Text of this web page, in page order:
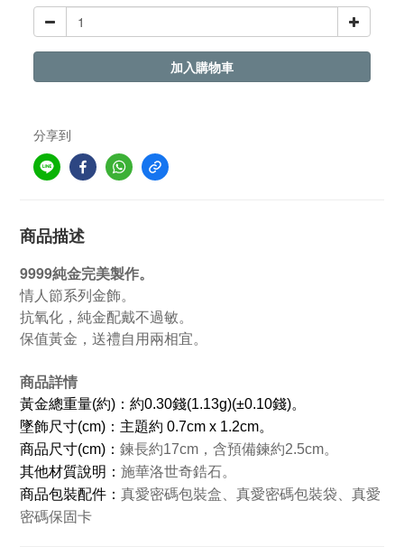
加入購物車
分享到
商品描述
9999純金完美製作。
情人節系列金飾。
抗氧化，純金配戴不過敏。
保值黃金，送禮自用兩相宜。
商品詳情
黃金總重量(約)：約0.30錢(1.13g)(±0.10錢)。
墜飾尺寸(cm)：主題約 0.7cm x 1.2cm。
商品尺寸(cm)： 鍊長約17cm，含預備鍊約2.5cm。
其他材質說明 ： 施華洛世奇鋯石。
商品包裝配件： 真愛密碼包裝盒、真愛密碼包裝袋、真愛
密碼保固卡